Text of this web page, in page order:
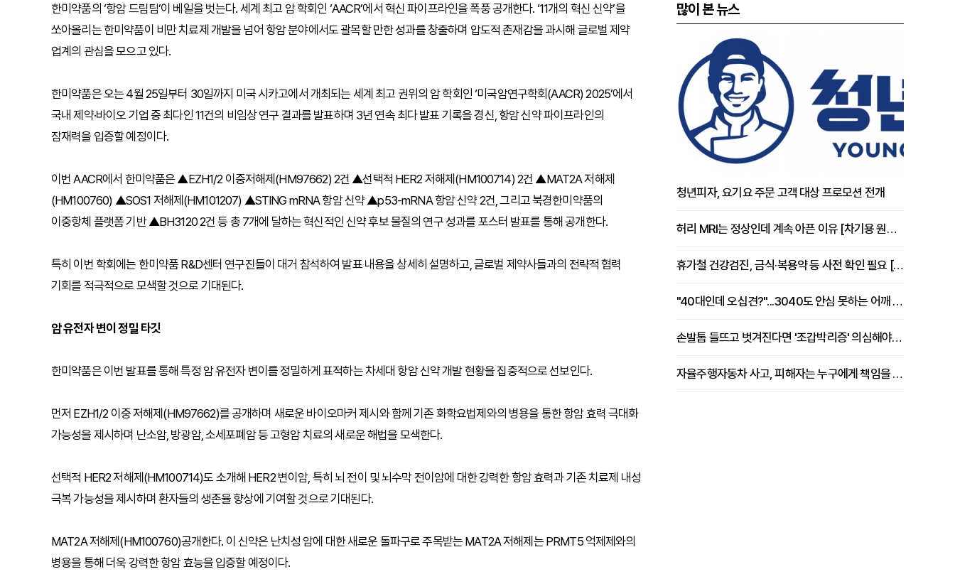
한미약품의 ‘항암 드림팀’이 베일을 벗는다. 세계 최고 암 학회인 ‘AACR’에서 혁신 파이프라인을 폭풍 공개한다. ‘11개의 혁신 신약’을
쏘아올리는 한미약품이 비만 치료제 개발을 넘어 항암 분야에서도 괄목할 만한 성과를 창출하며 압도적 존재감을 과시해 글로벌 제약
업계의 관심을 모으고 있다.
한미약품은 오는 4월 25일부터 30일까지 미국 시카고에서 개최되는 세계 최고 권위의 암 학회인 ‘미국암연구학회(AACR) 2025’에서
국내 제약·바이오 기업 중 최다인 11건의 비임상 연구 결과를 발표하며 3년 연속 최다 발표 기록을 경신, 항암 신약 파이프라인의
잠재력을 입증할 예정이다.
이번 AACR에서 한미약품은 ▲EZH1/2 이중저해제(HM97662) 2건 ▲선택적 HER2 저해제(HM100714) 2건 ▲MAT2A 저해제
(HM100760) ▲SOS1 저해제(HM101207) ▲STING mRNA 항암 신약 ▲p53-mRNA 항암 신약 2건, 그리고 북경한미약품의
이중항체 플랫폼 기반 ▲BH3120 2건 등 총 7개에 달하는 혁신적인 신약 후보 물질의 연구 성과를 포스터 발표를 통해 공개한다.
특히 이번 학회에는 한미약품 R&D센터 연구진들이 대거 참석하여 발표 내용을 상세히 설명하고, 글로벌 제약사들과의 전략적 협력
기회를 적극적으로 모색할 것으로 기대된다.
암 유전자 변이 정밀 타깃
한미약품은 이번 발표를 통해 특정 암 유전자 변이를 정밀하게 표적하는 차세대 항암 신약 개발 현황을 집중적으로 선보인다.
먼저 EZH1/2 이중 저해제(HM97662)를 공개하며 새로운 바이오마커 제시와 함께 기존 화학요법제와의 병용을 통한 항암 효력 극대화
가능성을 제시하며 난소암, 방광암, 소세포폐암 등 고형암 치료의 새로운 해법을 모색한다.
선택적 HER2 저해제(HM100714)도 소개해 HER2 변이암, 특히 뇌 전이 및 뇌수막 전이암에 대한 강력한 항암 효력과 기존 치료제 내성
극복 가능성을 제시하며 환자들의 생존율 향상에 기여할 것으로 기대된다.
MAT2A 저해제(HM100760)공개한다. 이 신약은 난치성 암에 대한 새로운 돌파구로 주목받는 MAT2A 저해제는 PRMT5 억제제와의
병용을 통해 더욱 강력한 항암 효능을 입증할 예정이다.
많이 본 뉴스
청년피자, 요기요 주문 고객 대상 프로모션 전개
허리 MRI는 정상인데 계속 아픈 이유 [차기용 원장 칼럼]
휴가철 건강검진, 금식·복용약 등 사전 확인 필요 [정도감 원장 칼럼]
"40대인데 오십견?"...3040도 안심 못하는 어깨 유착성 관절낭염
손발톱 들뜨고 벗겨진다면 '조갑박리증' 의심해야 [김철윤 원장 칼럼]
자율주행자동차 사고, 피해자는 누구에게 책임을 물을 수 있을까